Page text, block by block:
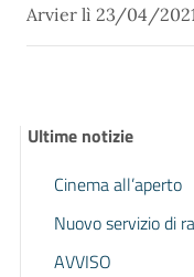
Arvier lì 23/04/
Ultime notizie
Cinema all’aperto
Nuovo servizio di
AVVISO